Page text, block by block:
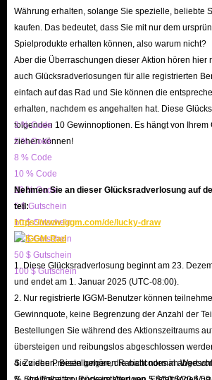
Währung erhalten, solange Sie spezielle, beliebte
kaufen. Das bedeutet, dass Sie mit nur dem
Spielprodukte erhalten können, also warum nicht?
Aber die Überraschungen dieser Aktion hören hier
auch Glücksradverlosungen für alle registrierten
einfach auf das Rad und Sie können die
erhalten, nachdem es angehalten hat. Diese
folgenden 10 Gewinnoptionen. Es hängt von Ihrem
ziehen können!
3 % Code
5 % Code
8 % Code
10 % Code
20 % Code
5 $ Gutschein
10 $ Gutschein
20 $ Gutschein
50 $ Gutschein
100 $ Gutschein
Nehmen Sie an dieser Glücksradverlosung auf
teil:
https://www.iggm.com/de/lucky-draw
1. Diese Glücksradverlosung beginnt am 23.
und endet am 1. Januar 2025 (UTC-08:00).
2. Nur registrierte IGGM-Benutzer können
Gewinnquote, keine Begrenzung der Anzahl der
Bestellungen Sie während des Aktionszeitraums
übersteigen und reibungslos abgeschlossen
Sie ziehen. Bestellungen, die nicht normal
4. Zu den Preisen gehören Rabattcodes im Wert